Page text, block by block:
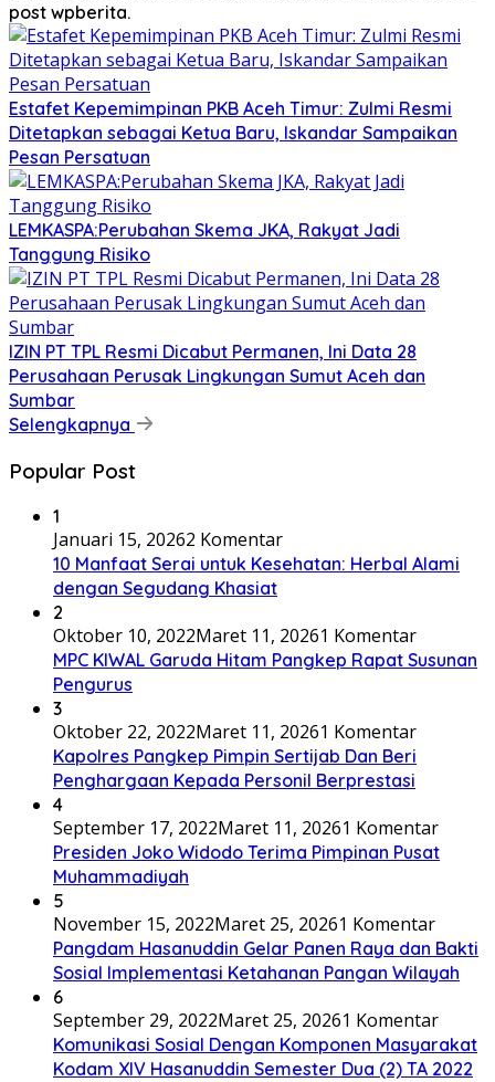
post wpberita.
Estafet Kepemimpinan PKB Aceh Timur: Zulmi Resmi
Ditetapkan sebagai Ketua Baru, Iskandar Sampaikan
Pesan Persatuan
LEMKASPA:Perubahan Skema JKA, Rakyat Jadi
Tanggung Risiko
IZIN PT TPL Resmi Dicabut Permanen, Ini Data 28
Perusahaan Perusak Lingkungan Sumut Aceh dan
Sumbar
Selengkapnya
Popular Post
1
Januari 15, 20262 Komentar
10 Manfaat Serai untuk Kesehatan: Herbal Alami
dengan Segudang Khasiat
2
Oktober 10, 2022Maret 11, 20261 Komentar
MPC KIWAL Garuda Hitam Pangkep Rapat Susunan
Pengurus
3
Oktober 22, 2022Maret 11, 20261 Komentar
Kapolres Pangkep Pimpin Sertijab Dan Beri
Penghargaan Kepada Personil Berprestasi
4
September 17, 2022Maret 11, 20261 Komentar
Presiden Joko Widodo Terima Pimpinan Pusat
Muhammadiyah
5
November 15, 2022Maret 25, 20261 Komentar
Pangdam Hasanuddin Gelar Panen Raya dan Bakti
Sosial Implementasi Ketahanan Pangan Wilayah
6
September 29, 2022Maret 25, 20261 Komentar
Komunikasi Sosial Dengan Komponen Masyarakat
Kodam XIV Hasanuddin Semester Dua (2) TA 2022